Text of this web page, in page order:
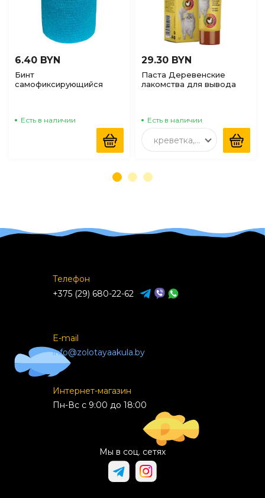
6.40 BYN
Бинт
самофиксирующийся
Есть в наличии
29.30 BYN
Паста Деревенские
лакомства для вывода
Есть в наличии
креветка, 120гр
Телефон
+375 (29) 680-22-62
E-mail
info@zolotayaakula.by
Интернет-магазин
Пн-Вс с 9:00 до 18:00
Мы в соц. сетях